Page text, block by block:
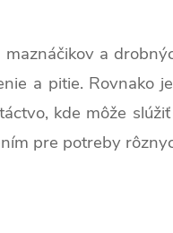
maznáčikov a
a pitie. Rovnako
kde môže
pre potreby